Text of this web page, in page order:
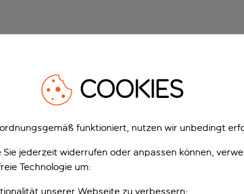
COOKIES
funktioniert, nutzen wir unbedingt
Sie jederzeit widerrufen oder anpassen können,
Technologie um:
unserer Webseite zu verbessern;